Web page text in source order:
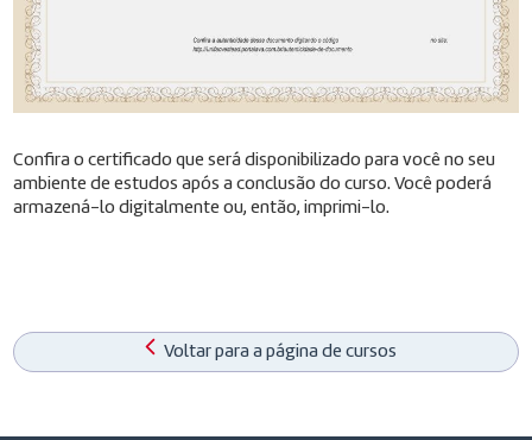
Confira o certificado que será disponibilizado para você no seu
ambiente de estudos após a conclusão do curso. Você poderá
armazená-lo digitalmente ou, então, imprimi-lo.
Voltar para a página de cursos